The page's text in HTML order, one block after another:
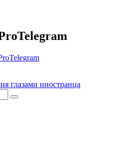
глазами иностранца
Найти